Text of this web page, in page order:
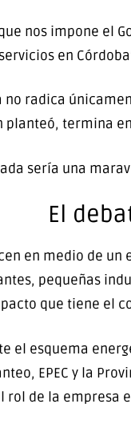
nos impone el
en
no radica
planteó, termina
sería una
El
en medio de
pequeñas
que tiene el
el esquema
EPEC y la
rol de la